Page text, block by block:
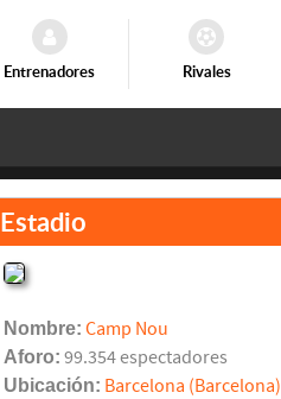
Entrenadores Rivales
Estadio
Nombre: Camp Nou
Aforo: 99.354 espectadores
Ubicación: Barcelona (Barcelona)